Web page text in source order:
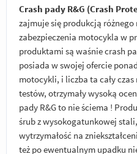
Crash pady R&G (Crash
zajmuje się produkcją
zabezpieczenia motocykla w
produktami są waśnie crash
posiada w swojej ofercie
motocykli, i liczba ta cały
testów, otrzymały wysoką
pady R&G to nie ściema !
śrub z wysokogatunkowej
wytrzymałość na
też po ewentualnym upadku